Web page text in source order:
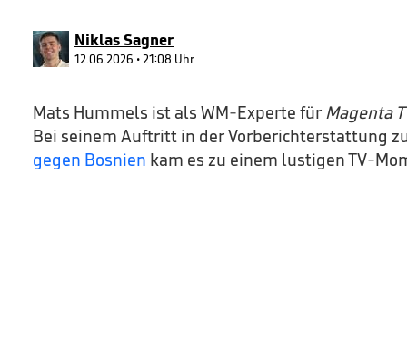
Niklas Sagner
12.06.2026 • 21:08 Uhr
Mats Hummels ist als WM-Experte für Magenta
Bei seinem Auftritt in der Vorberichterstattung
gegen Bosnien kam es zu einem lustigen TV-